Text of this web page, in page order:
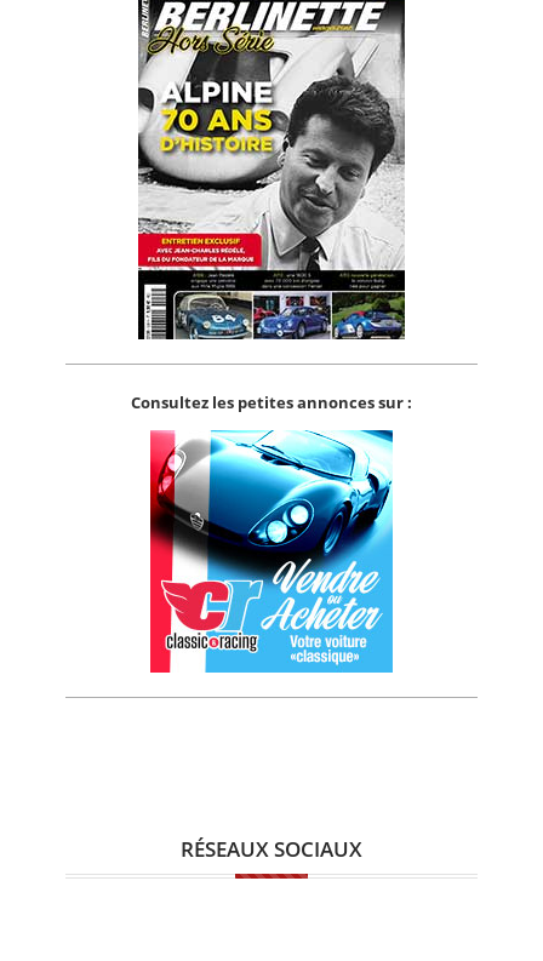
Consultez les petites annonces sur :
RÉSEAUX SOCIAUX